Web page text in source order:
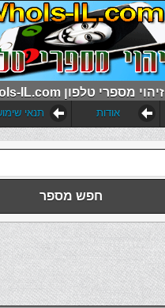
WhoIs-IL.com זיהוי מספרי טלפון
תנאי אודות
חפש מספר